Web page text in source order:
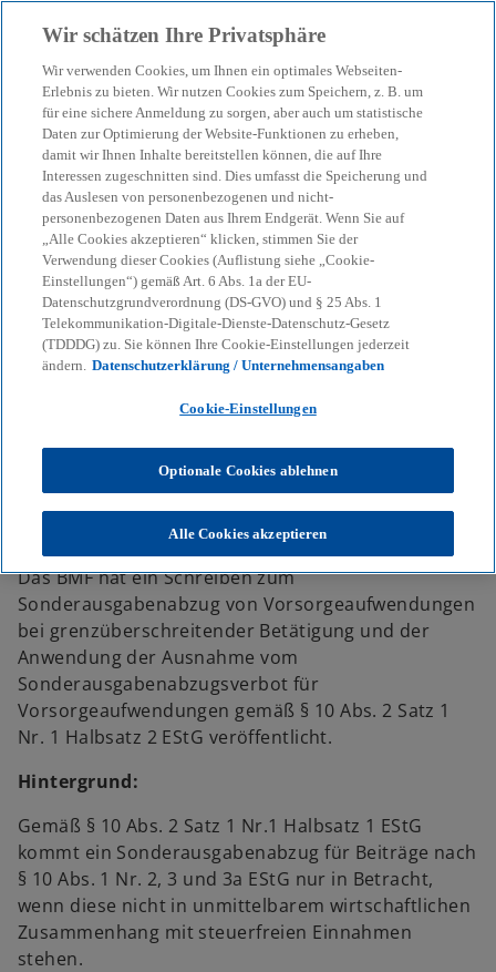
menu search
KPMG Tax News
BMF:
Sonderausgabenabzug von
Vorsorgeaufwendungen
bei grenzüberschreitender
Betätigung
KPMG Tax News: BMF: Sonderausgabenabzug von
Vorsorgeaufwendungen bei grenzüberschreitender Betätigung
Das BMF hat ein Schreiben zum
Sonderausgabenabzug von Vorsorgeaufwendungen
bei grenzüberschreitender Betätigung und der
Anwendung der Ausnahme vom
Sonderausgabenabzugsverbot für
Vorsorgeaufwendungen gemäß § 10 Abs. 2 Satz 1
Nr. 1 Halbsatz 2 EStG veröffentlicht.
Hintergrund:
Gemäß § 10 Abs. 2 Satz 1 Nr.1 Halbsatz 1 EStG
kommt ein Sonderausgabenabzug für Beiträge nach
§ 10 Abs. 1 Nr. 2, 3 und 3a EStG nur in Betracht,
wenn diese nicht in unmittelbarem wirtschaftlichen
Zusammenhang mit steuerfreien Einnahmen
stehen.
Wir schätzen Ihre Privatsphäre
Wir verwenden Cookies, um Ihnen ein optimales Webseiten-
Erlebnis zu bieten. Wir nutzen Cookies zum Speichern, z. B. um
für eine sichere Anmeldung zu sorgen, aber auch um statistische
Daten zur Optimierung der Website-Funktionen zu erheben,
damit wir Ihnen Inhalte bereitstellen können, die auf Ihre
Interessen zugeschnitten sind. Dies umfasst die Speicherung und
das Auslesen von personenbezogenen und nicht-
personenbezogenen Daten aus Ihrem Endgerät. Wenn Sie auf
„Alle Cookies akzeptieren“ klicken, stimmen Sie der
Verwendung dieser Cookies (Auflistung siehe „Cookie-
Einstellungen“) gemäß Art. 6 Abs. 1a der EU-
Datenschutzgrundverordnung (DS-GVO) und § 25 Abs. 1
Telekommunikation-Digitale-Dienste-Datenschutz-Gesetz
(TDDDG) zu. Sie können Ihre Cookie-Einstellungen jederzeit
ändern. Datenschutzerklärung / Unternehmensangaben
Cookie-Einstellungen
Optionale Cookies ablehnen
Alle Cookies akzeptieren